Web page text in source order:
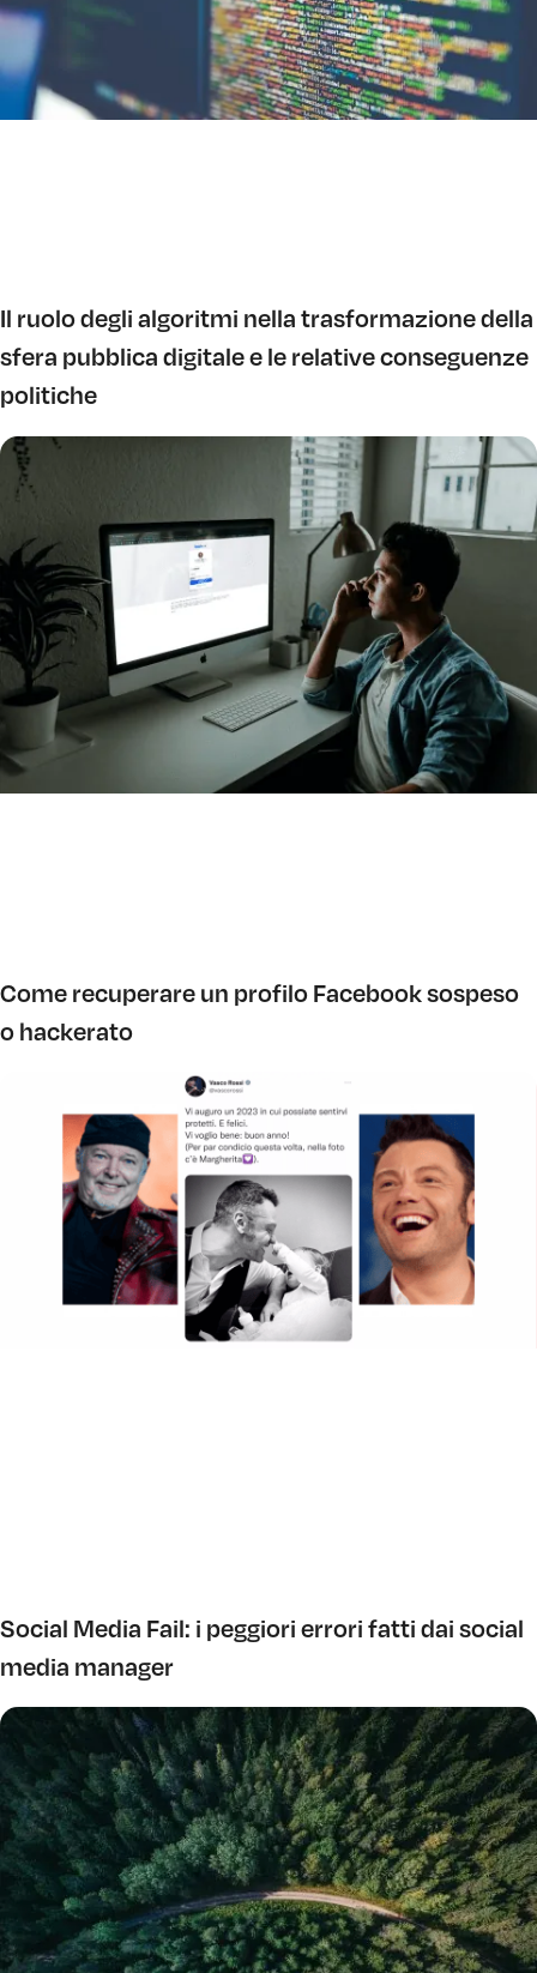
Il ruolo degli algoritmi nella trasformazione della
sfera pubblica digitale e le relative conseguenze
politiche
Come recuperare un profilo Facebook sospeso
o hackerato
Social Media Fail: i peggiori errori fatti dai social
media manager